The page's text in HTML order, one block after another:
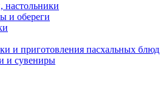
и обереги
и приготовления пасхальных блюд
и сувениры